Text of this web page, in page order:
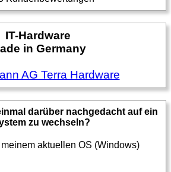
IT-Hardware
in Germany
darüber nachgedacht auf ein
zu wechseln?
aktuellen OS (Windows)